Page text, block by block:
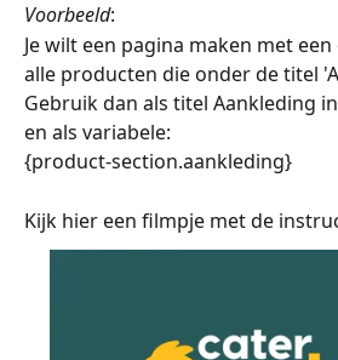
Voorbeeld:
Je wilt een pagina maken met
alle producten die onder de titel
Gebruik dan als titel Aankleding
en als variabele:
{product-section.aankleding}
Kijk hier een filmpje met de